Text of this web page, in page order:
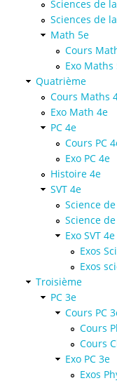
Sciences de
Sciences de
Math 5e
Cours
Exo Maths
Quatrième
Cours Maths
Exo Math 4e
PC 4e
Cours PC
Exo PC 4e
Histoire 4e
SVT 4e
Science
Science
Exo SVT 4e
Exos
Exos
Troisième
PC 3e
Cours PC
Cours
Cours
Exo PC 3e
Exos